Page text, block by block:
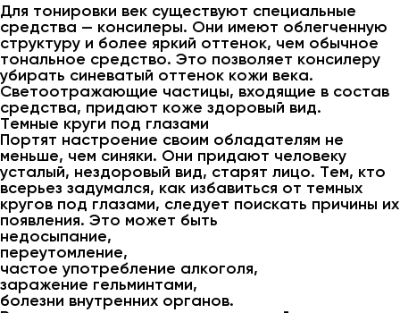
Для тонировки век существуют специальные
средства — консилеры. Они имеют облегченную
структуру и более яркий оттенок, чем обычное
тональное средство. Это позволяет консилеру
убирать синеватый оттенок кожи века.
Светоотражающие частицы, входящие в состав
средства, придают коже здоровый вид.
Темные круги под глазами
Портят настроение своим обладателям не
меньше, чем синяки. Они придают человеку
усталый, нездоровый вид, старят лицо. Тем, кто
всерьез задумался, как избавиться от темных
кругов под глазами, следует поискать причины их
появления. Это может быть
недосыпание,
переутомление,
частое употребление алкоголя,
заражение гельминтами,
болезни внутренних органов.